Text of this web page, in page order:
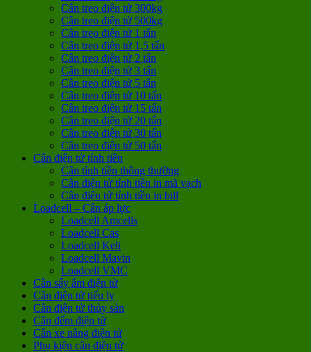
Cân treo điện tử 300kg
Cân treo điện tử 500kg
Cân treo điện tử 1 tấn
Cân treo điện tử 1,5 tấn
Cân treo điện tử 2 tấn
Cân treo điện tử 3 tấn
Cân treo điện tử 5 tấn
Cân treo điện tử 10 tấn
Cân treo điện tử 15 tấn
Cân treo điện tử 20 tấn
Cân treo điện tử 30 tấn
Cân treo điện tử 50 tấn
Cân điện tử tính tiền
Cân tính tiền thông thường
Cân điện tử tính tiền in mã vạch
Cân điện tử tính tiền in bill
Loadcell – Cân áp lực
Loadcell Amcells
Loadcell Cas
Loadcell Keli
Loadcell Mavin
Loadcell VMC
Cân sấy ẩm điện tử
Cân điện tử tiểu ly
Cân điện tử thủy sản
Cân đếm điện tử
Cân xe nâng điện tử
Phụ kiện cân điện tử